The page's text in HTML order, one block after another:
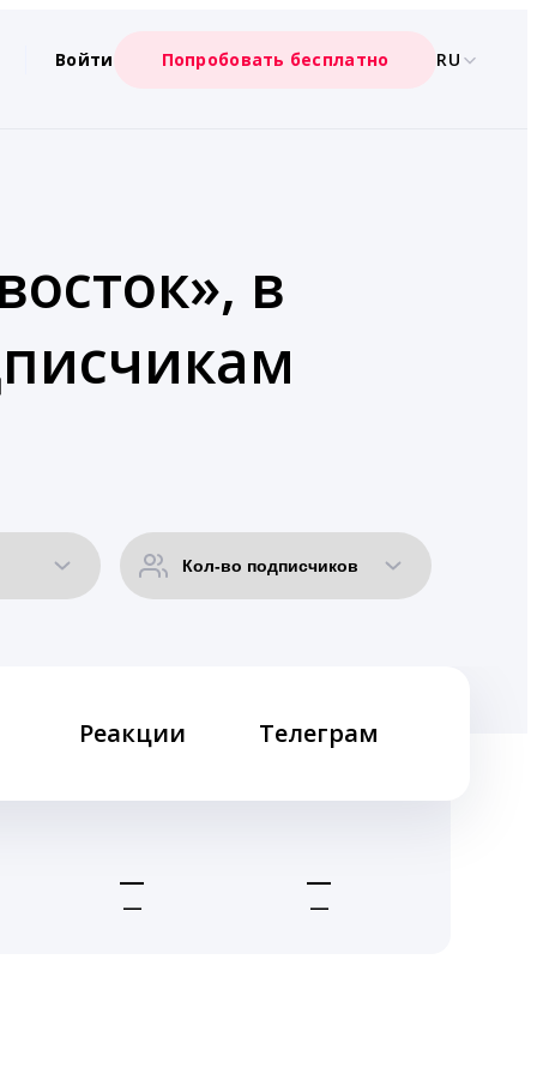
Войти Попробовать бесплатно RU
в
Реакции Телеграм
—
—
—
—